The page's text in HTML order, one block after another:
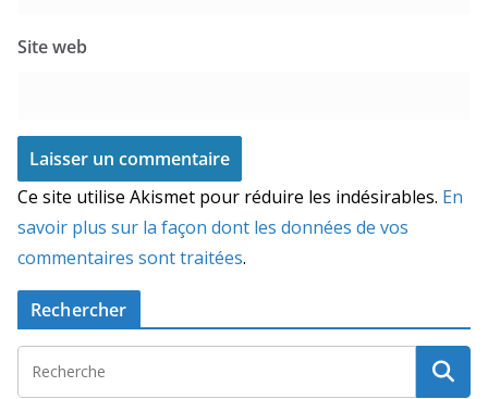
Site web
Ce site utilise Akismet pour réduire les indésirables. En
savoir plus sur la façon dont les données de vos
commentaires sont traitées.
Rechercher